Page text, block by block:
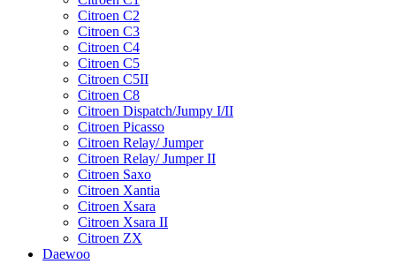
Citroen C2
Citroen C3
Citroen C4
Citroen C5
Citroen C5II
Citroen C8
Citroen Dispatch/Jumpy I/II
Citroen Picasso
Citroen Relay/ Jumper
Citroen Relay/ Jumper II
Citroen Saxo
Citroen Xantia
Citroen Xsara
Citroen Xsara II
Citroen ZX
Daewoo